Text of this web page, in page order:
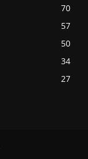
70
57
50
34
27